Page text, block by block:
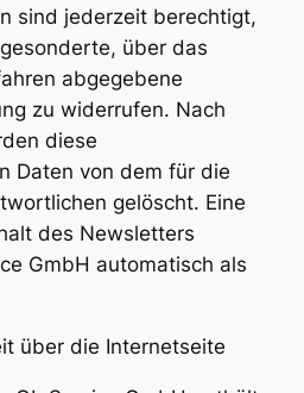
sind jederzeit berechtigt,
über das
abgegebene
zu widerrufen. Nach
diese
Daten von dem für die
gelöscht. Eine
des Newsletters
GmbH automatisch als
über die Internetseite